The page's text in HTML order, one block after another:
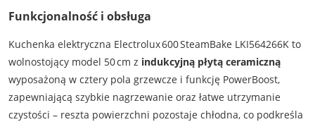
Funkcjonalność i obsługa
Kuchenka elektryczna Electrolux 600 SteamBake LKI564266K to
wolnostojący model 50 cm z indukcyjną płytą ceramiczną
wyposażoną w cztery pola grzewcze i funkcję PowerBoost,
zapewniającą szybkie nagrzewanie oraz łatwe utrzymanie
czystości – reszta powierzchni pozostaje chłodna, co podkreśla